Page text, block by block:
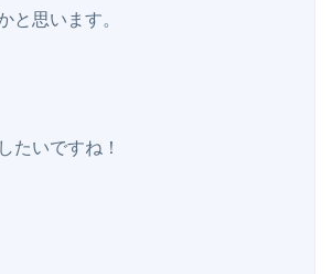
と思います。
たいですね！